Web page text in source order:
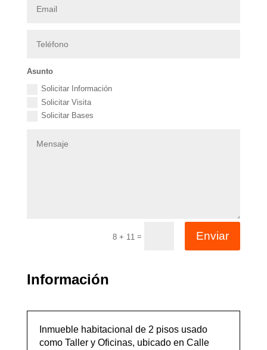
Asunto
Solicitar Información
Solicitar Visita
Solicitar Bases
8 + 11 = Enviar
Información
Inmueble habitacional de 2 pisos usado
como Taller y Oficinas, ubicado en Calle